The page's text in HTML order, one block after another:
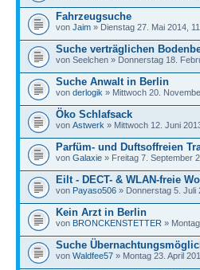
Fahrzeugsuche
von Jaim » Dienstag 27. Mai 2014,
Suche verträglichen
von Seelchen » Donnerstag 18.
Suche Anwalt in Berlin
von derlogik » Mittwoch 20.
Öko Schlafsack
von Astwerk » Mittwoch 12. Juni
Parfüm- und Duftsoffreien
von Galaxie » Freitag 7. September
Eilt - DECT- & WLAN-freie
von Payaso506 » Donnerstag 5. Juli
Kein Arzt in Berlin
von BRONCKENSTETTER »
Suche
von Waldfee57 » Montag 23. April